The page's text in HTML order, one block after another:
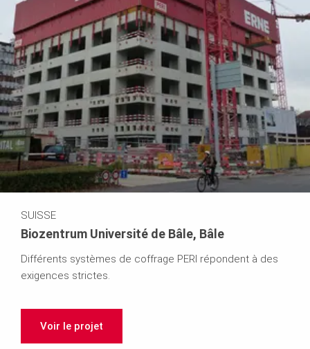
SUISSE
Biozentrum Université de Bâle, Bâle
Différents systèmes de coffrage PERI répondent à des
exigences strictes.
Voir le projet